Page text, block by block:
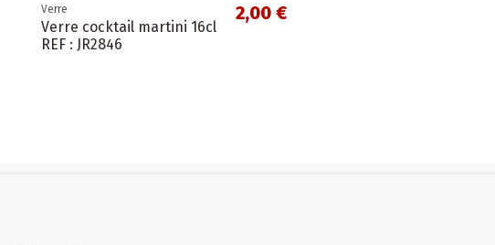
Verre
Verre cocktail martini 16cl
REF : JR2846
2,00 €